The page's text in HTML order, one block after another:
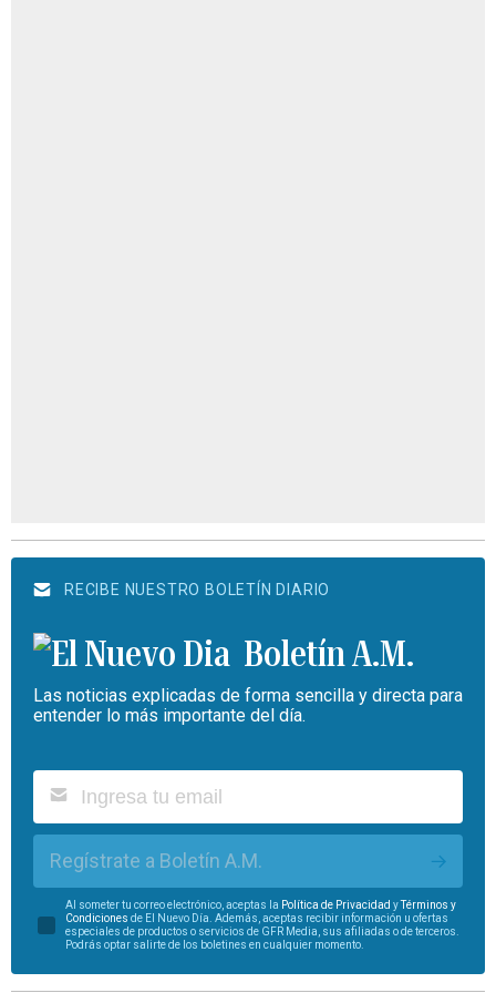
RECIBE NUESTRO BOLETÍN DIARIO
Boletín A.M.
Las noticias explicadas de forma sencilla y directa para
entender lo más importante del día.
Regístrate a Boletín A.M.
Al someter tu correo electrónico, aceptas la Política de Privacidad yTérminos y
Condiciones de El Nuevo Día. Además, aceptas recibir información u ofertas
especiales de productos o servicios de GFR Media, sus afiliadas o de terceros.
Podrás optar salirte de los boletines en cualquier momento.